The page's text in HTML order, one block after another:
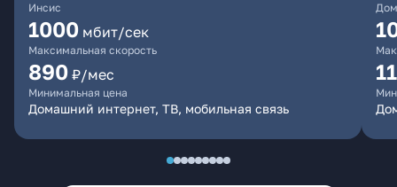
Инсис
1000 мбит/сек
Максимальная скорость
890 ₽/мес
Минимальная цена
Домашний интернет, ТВ, мобильная связь